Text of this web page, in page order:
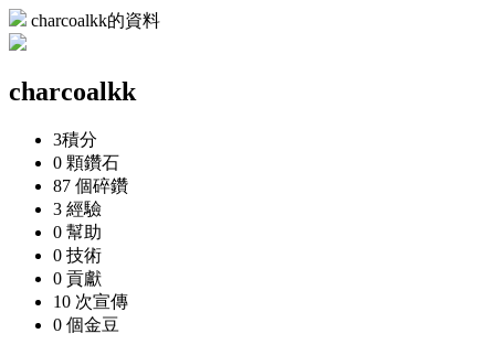
charcoalkk的資料
charcoalkk
3積分
0 顆鑽石
87 個碎鑽
3 經驗
0 幫助
0 技術
0 貢獻
10 次宣傳
0 個金豆